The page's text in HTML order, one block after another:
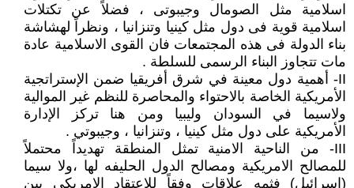
اسلامية مثل الصومال وجيبوتى ، فضلاً عن تكتلات
اسلامية قوية فى دول مثل كينيا وتنزانيا ، ونظراً لهشاشة
بناء الدولة فى هذه المجتمعات فان القوى الاسلامية عادة
مات تتجاوز البناء الرسمى للسلطة .
II- أهمية دول معينة في شرق أفريقيا ضمن الإستراتجية
الأمريكية الخاصة بالاحتواء والمحاصرة للنظم غير الموالية
ولاسيما في السودان وليبيا ومن هنا تركز الإدارة
الأمريكية على دول مثل كينيا ، وتنزانيا ، وجيبوتي .
III- من الناحية الامنية تمثل المنطقة تهديداً محتملاً
للمصالح الامريكية ومصالح الدول الحليفه لها ،ولا سيما
(اسرائيل) فثمه علاقات وفقاً للاعتقاد الامريكى بين